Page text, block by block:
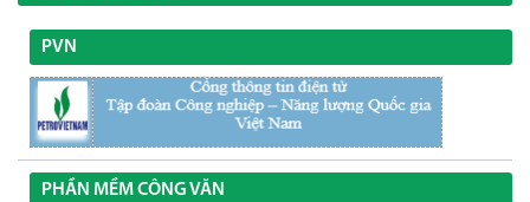
PVN
PHẦN MỀM CÔNG VĂN